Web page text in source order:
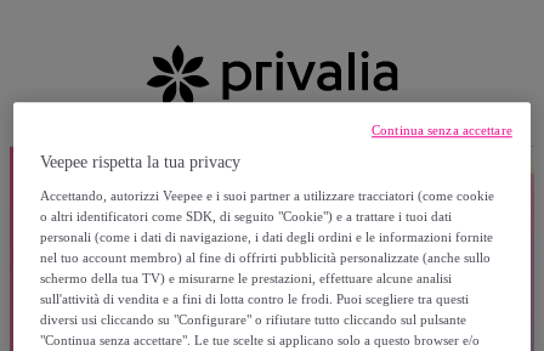
Veepee rispetta la tua privacy
Accettando, autorizzi Veepee e i suoi partner a utilizzare tracciatori (come cookie
o altri identificatori come SDK, di seguito "Cookie") e a trattare i tuoi dati
personali (come i dati di navigazione, i dati degli ordini e le informazioni fornite
nel tuo account membro) al fine di offrirti pubblicità personalizzate (anche sullo
schermo della tua TV) e misurarne le prestazioni, effettuare alcune analisi
sull'attività di vendita e a fini di lotta contro le frodi. Puoi scegliere tra questi
diversi usi cliccando su "Configurare" o rifiutare tutto cliccando sul pulsante
"Continua senza accettare". Le tue scelte si applicano solo a questo browser e/o
Continua senza accettare